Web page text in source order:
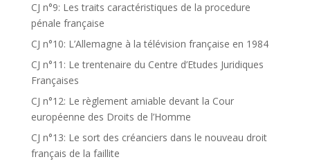
CJ n°9: Les traits caractéristiques de la procedure
pénale française
CJ n°10: L’Allemagne à la télévision française en 1984
CJ n°11: Le trentenaire du Centre d’Etudes Juridiques
Françaises
CJ n°12: Le règlement amiable devant la Cour
européenne des Droits de l’Homme
CJ n°13: Le sort des créanciers dans le nouveau droit
français de la faillite